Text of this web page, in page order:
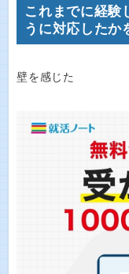
これまでに経験
うに対応したか
壁を感じた